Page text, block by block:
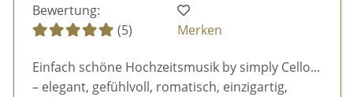
Bewertung:
(5)
Merken
Einfach schöne Hochzeitsmusik by simply Cello...
– elegant, gefühlvoll, romatisch, einzigartig,